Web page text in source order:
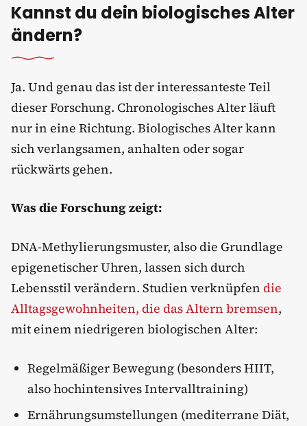
Kannst du dein biologisches Alter
ändern?
Ja. Und genau das ist der interessanteste Teil
dieser Forschung. Chronologisches Alter läuft
nur in eine Richtung. Biologisches Alter kann
sich verlangsamen, anhalten oder sogar
rückwärts gehen.
Was die Forschung zeigt:
DNA-Methylierungsmuster, also die Grundlage
epigenetischer Uhren, lassen sich durch
Lebensstil verändern. Studien verknüpfen die
Alltagsgewohnheiten, die das Altern bremsen,
mit einem niedrigeren biologischen Alter:
Regelmäßiger Bewegung (besonders HIIT,
also hochintensives Intervalltraining)
Ernährungsumstellungen (mediterrane Diät,